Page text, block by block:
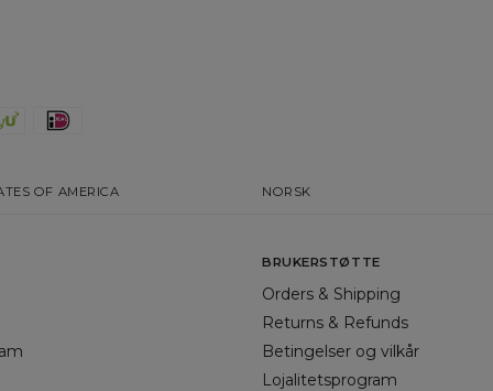
OF AMERICA NORSK
BRUKERSTØTTE
Orders & Shipping
Returns & Refunds
Betingelser og vilkår
Lojalitetsprogram